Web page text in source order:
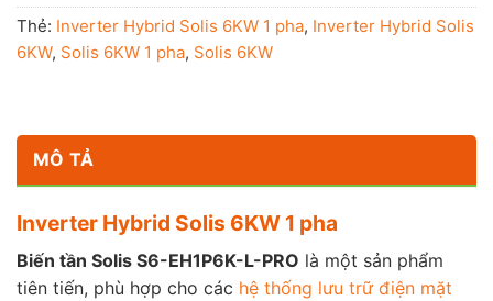
Thẻ: Inverter Hybrid Solis 6KW 1 pha, Inverter Hybrid Solis
6KW, Solis 6KW 1 pha, Solis 6KW
MÔ TẢ
Inverter Hybrid Solis 6KW 1 pha
Biến tần Solis S6-EH1P6K-L-PRO là một sản phẩm
tiên tiến, phù hợp cho các hệ thống lưu trữ điện mặt